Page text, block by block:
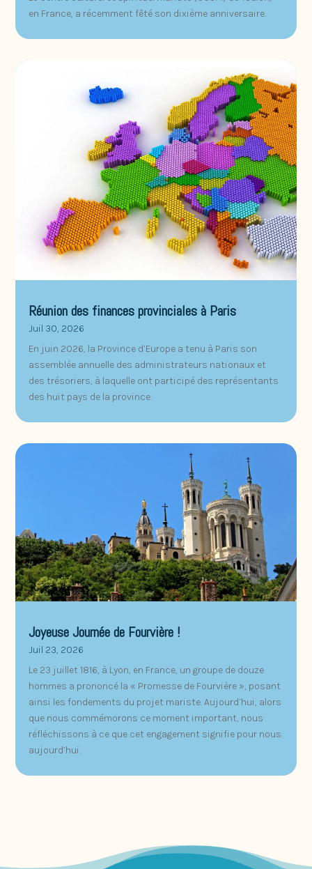
en France, a récemment fêté son dixième anniversaire.
Réunion des finances provinciales à Paris
Juil 30, 2026
En juin 2026, la Province d’Europe a tenu à Paris son
assemblée annuelle des administrateurs nationaux et
des trésoriers, à laquelle ont participé des représentants
des huit pays de la province.
Joyeuse Journée de Fourvière !
Juil 23, 2026
Le 23 juillet 1816, à Lyon, en France, un groupe de douze
hommes a prononcé la « Promesse de Fourvière », posant
ainsi les fondements du projet mariste. Aujourd’hui, alors
que nous commémorons ce moment important, nous
réfléchissons à ce que cet engagement signifie pour nous
aujourd’hui.